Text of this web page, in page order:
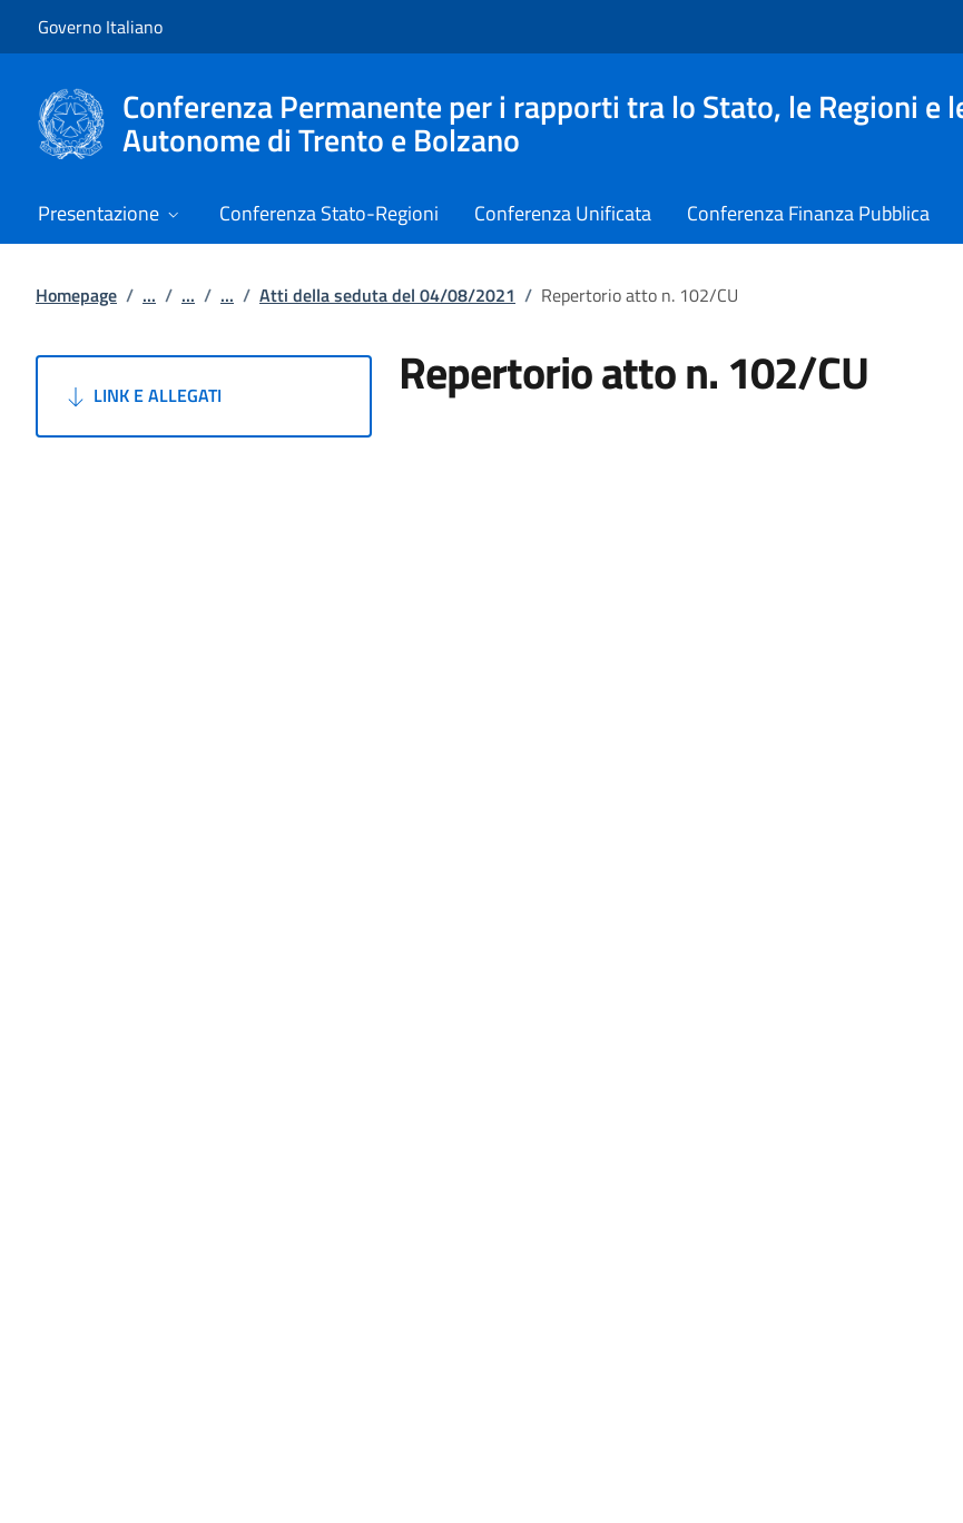
Governo Italiano
Conferenza Permanente per i rapporti tra lo Stato, le Regioni e
Autonome di Trento e Bolzano
Presentazione Conferenza Stato-Regioni Conferenza Unificata Conferenza Finanza Pubblica
Homepage / ... / ... / ... / Atti della seduta del 04/08/2021 / Repertorio atto n. 102/CU
LINK E ALLEGATI Repertorio atto n. 102/CU